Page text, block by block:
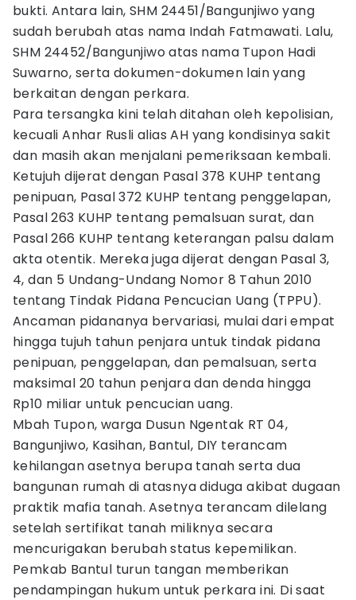
bukti. Antara lain, SHM 24451/Bangunjiwo yang
sudah berubah atas nama Indah Fatmawati. Lalu,
SHM 24452/Bangunjiwo atas nama Tupon Hadi
Suwarno, serta dokumen-dokumen lain yang
berkaitan dengan perkara.
Para tersangka kini telah ditahan oleh kepolisian,
kecuali Anhar Rusli alias AH yang kondisinya sakit
dan masih akan menjalani pemeriksaan kembali.
Ketujuh dijerat dengan Pasal 378 KUHP tentang
penipuan, Pasal 372 KUHP tentang penggelapan,
Pasal 263 KUHP tentang pemalsuan surat, dan
Pasal 266 KUHP tentang keterangan palsu dalam
akta otentik. Mereka juga dijerat dengan Pasal 3,
4, dan 5 Undang-Undang Nomor 8 Tahun 2010
tentang Tindak Pidana Pencucian Uang (TPPU).
Ancaman pidananya bervariasi, mulai dari empat
hingga tujuh tahun penjara untuk tindak pidana
penipuan, penggelapan, dan pemalsuan, serta
maksimal 20 tahun penjara dan denda hingga
Rp10 miliar untuk pencucian uang.
Mbah Tupon, warga Dusun Ngentak RT 04,
Bangunjiwo, Kasihan, Bantul, DIY terancam
kehilangan asetnya berupa tanah serta dua
bangunan rumah di atasnya diduga akibat dugaan
praktik mafia tanah. Asetnya terancam dilelang
setelah sertifikat tanah miliknya secara
mencurigakan berubah status kepemilikan.
Pemkab Bantul turun tangan memberikan
pendampingan hukum untuk perkara ini. Di saat